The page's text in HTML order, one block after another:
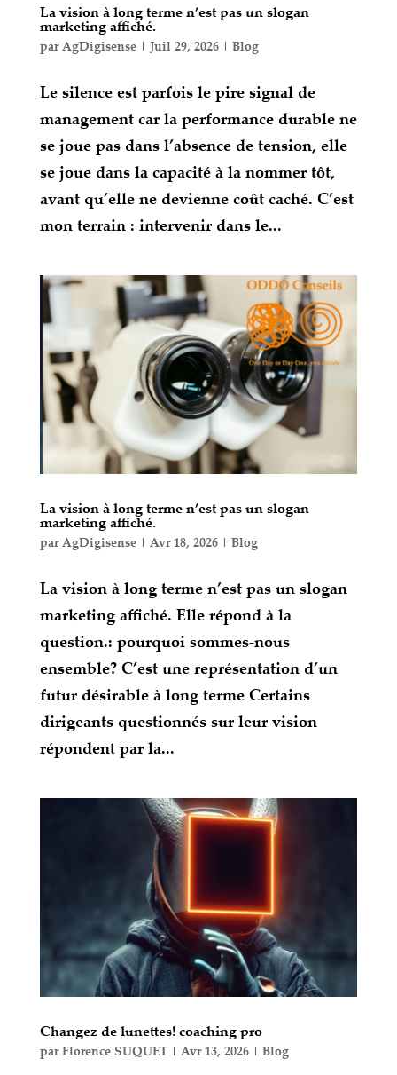
La vision à long terme n’est pas un slogan
marketing affiché.
parAgDigisense| Juil 29, 2026| Blog
Le silence est parfois le pire signal de
management car la performance durable ne
se joue pas dans l’absence de tension, elle
se joue dans la capacité à la nommer tôt,
avant qu’elle ne devienne coût caché. C’est
mon terrain : intervenir dans le...
La vision à long terme n’est pas un slogan
marketing affiché.
parAgDigisense| Avr 18, 2026| Blog
La vision à long terme n’est pas un slogan
marketing affiché. Elle répond à la
question.: pourquoi sommes-nous
ensemble? C’est une représentation d’un
futur désirable à long terme Certains
dirigeants questionnés sur leur vision
répondent par la...
Changez de lunettes! coaching pro
parFlorence SUQUET| Avr 13, 2026| Blog